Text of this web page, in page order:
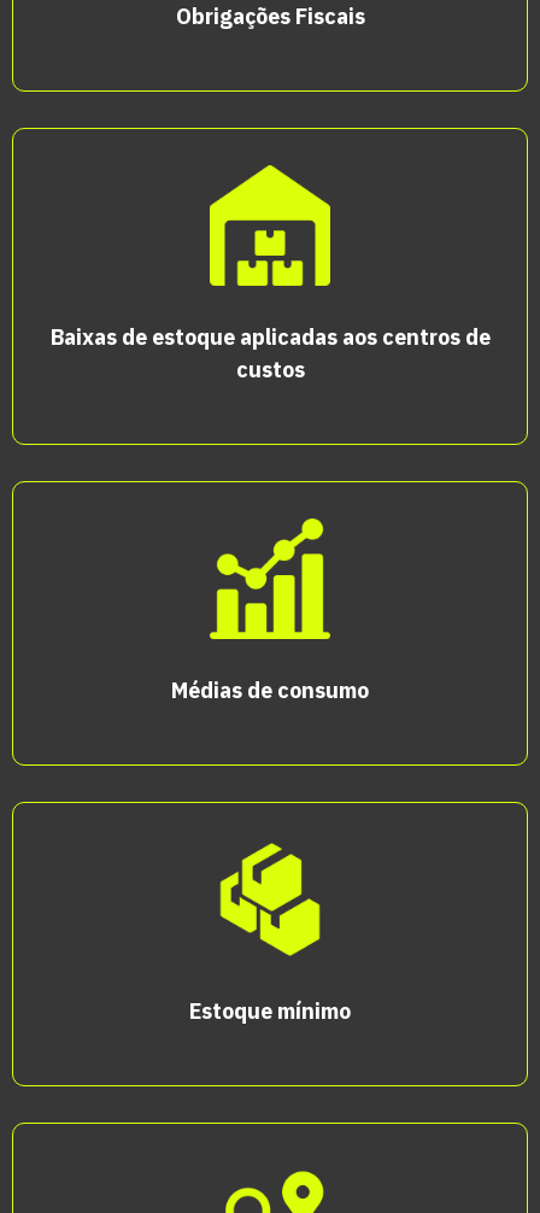
Obrigações Fiscais
Baixas de estoque aplicadas aos centros de
custos
Médias de consumo
Estoque mínimo